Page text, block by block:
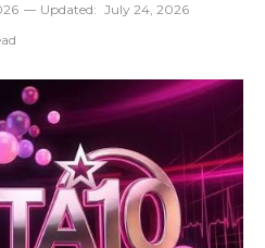
Updated: July 24, 2026